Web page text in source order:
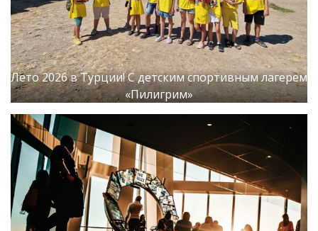
Лето 2026 в Турции! С детским спортивным лагерем
«Пилигрим»